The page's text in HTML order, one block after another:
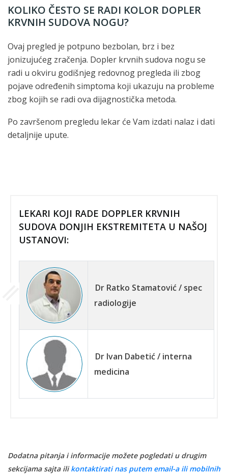
KOLIKO ČESTO SE RADI KOLOR DOPLER
KRVNIH SUDOVA NOGU?
Ovaj pregled je potpuno bezbolan, brz i bez
jonizujućeg zračenja. Dopler krvnih sudova nogu se
radi u okviru godišnjeg redovnog pregleda ili zbog
pojave određenih simptoma koji ukazuju na probleme
zbog kojih se radi ova dijagnostička metoda.
Po završenom pregledu lekar će Vam izdati nalaz i dati
detaljnije upute.
LEKARI KOJI RADE DOPPLER KRVNIH
SUDOVA DONJIH EKSTREMITETA U NAŠOJ
USTANOVI:
Dr Ratko Stamatović / spec
radiologije
Dr Ivan Dabetić / interna
medicina
Dodatna pitanja i informacije možete pogledati u drugim
sekcijama sajta ilikontaktirati nas putem email-a ili mobilnih